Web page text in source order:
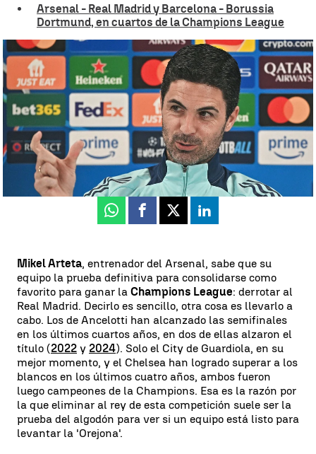
Arsenal - Real Madrid y Barcelona - Borussia
Dortmund, en cuartos de la Champions League
Mikel Arteta: "Estoy superconvencido de que podemos ganar" |Efe
Guillermo F. Lascoiti
Publicado:07 de abril de 2025, 14:50
Whatsapp
Facebook
X Linkedin
Mikel Arteta, entrenador del Arsenal, sabe que su
equipo la prueba definitiva para consolidarse como
favorito para ganar la Champions League: derrotar al
Real Madrid. Decirlo es sencillo, otra cosa es llevarlo a
cabo. Los de Ancelotti han alcanzado las semifinales
en los últimos cuartos años, en dos de ellas alzaron el
título (2022 y 2024). Solo el City de Guardiola, en su
mejor momento, y el Chelsea han logrado superar a los
blancos en los últimos cuatro años, ambos fueron
luego campeones de la Champions. Esa es la razón por
la que eliminar al rey de esta competición suele ser la
prueba del algodón para ver si un equipo está listo para
levantar la 'Orejona'.